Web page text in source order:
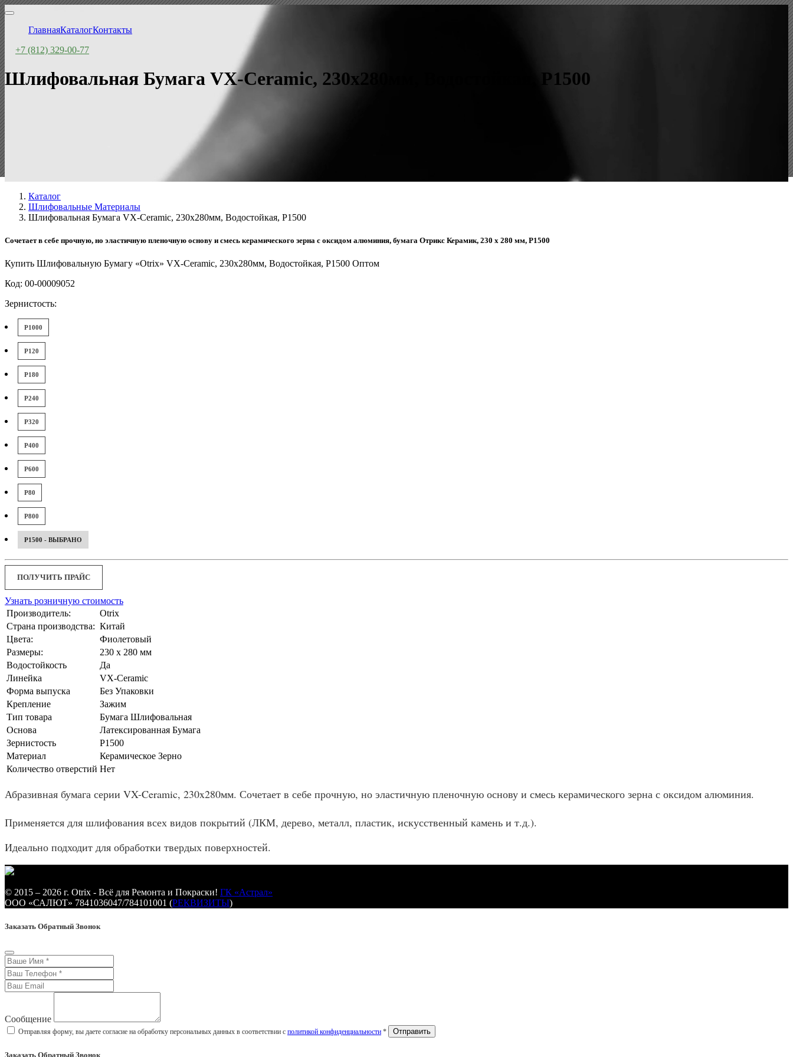
ГлавнаяКаталогКонтакты
+7 (812) 329-00-77
Шлифовальная Бумага VX-Ceramic, 230x280мм, Водостойкая, P1500
Каталог
Шлифовальные Материалы
Шлифовальная Бумага VX-Ceramic, 230x280мм, Водостойкая, P1500
Сочетает в себе прочную, но эластичную пленочную основу и смесь керамического зерна с оксидом алюминия, бумага Отрикс Керамик, 230 х 280 мм, Р1500
Купить Шлифовальную Бумагу «Otrix» VX-Ceramic, 230x280мм, Водостойкая, P1500 Оптом
Код: 00-00009052
Зернистость:
P1000
P120
P180
P240
P320
P400
P600
P80
P800
P1500 - ВЫБРАНО
ПОЛУЧИТЬ ПРАЙС
Узнать розничную стоимость
Производитель:
Otrix
Страна производства: Китай
Цвета:
Фиолетовый
Размеры:
230 x 280 мм
Водостойкость
Да
Линейка
VX-Ceramic
Форма выпуска
Без Упаковки
Крепление
Зажим
Тип товара
Бумага Шлифовальная
Основа
Латексированная Бумага
Зернистость
P1500
Материал
Керамическое Зерно
Количество отверстий Нет
Абразивная бумага серии VX-Ceramic, 230x280мм. Сочетает в себе прочную, но эластичную пленочную основу и смесь керамического зерна с оксидом алюминия.
Применяется для шлифования всех видов покрытий (ЛКМ, дерево, металл, пластик, искусственный камень и т.д.).
Идеально подходит для обработки твердых поверхностей.
© 2015 – 2026 г. Otrix - Всё для Ремонта и Покраски! ГК «Астрал»
ООО «САЛЮТ» 7841036047/784101001 (РЕКВИЗИТЫ)
Заказать Обратный Звонок
Сообщение
Отправляя форму, вы даете согласие на обработку персональных данных в соответствии с политикой конфиденциальности *
Заказать Обратный Звонок